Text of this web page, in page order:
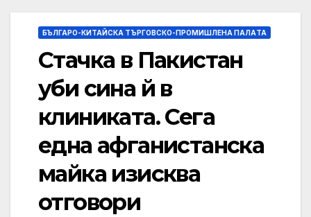
БЪЛГАРО-КИТАЙСКА ТЪРГОВСКО-ПРОМИШЛЕНА ПАЛAТА
Стачка в Пакистан
уби сина й в
клиниката. Сега
една афганистанска
майка изисква
отговори